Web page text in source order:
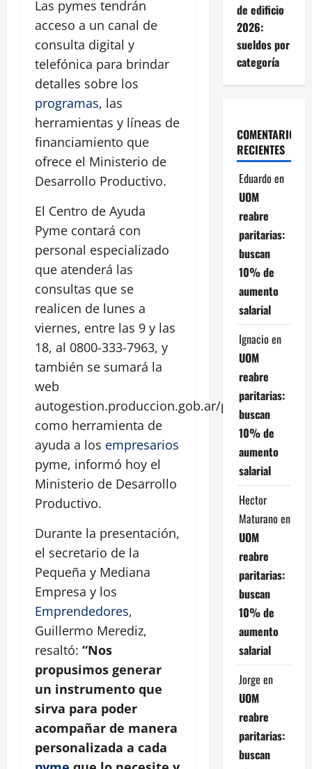
Las pymes tendrán
acceso a un canal de
consulta digital y
telefónica para brindar
detalles sobre los
programas, las
herramientas y líneas de
financiamiento que
ofrece el Ministerio de
Desarrollo Productivo.
El Centro de Ayuda
Pyme contará con
personal especializado
que atenderá las
consultas que se
realicen de lunes a
viernes, entre las 9 y las
18, al 0800-333-7963, y
también se sumará la
web
autogestion.produccion.gob.ar/pyme
como herramienta de
ayuda a los empresarios
pyme, informó hoy el
Ministerio de Desarrollo
Productivo.
Durante la presentación,
el secretario de la
Pequeña y Mediana
Empresa y los
Emprendedores,
Guillermo Merediz,
resaltó: “Nos
propusimos generar
un instrumento que
sirva para poder
acompañar de manera
personalizada a cada
de edificio
2026:
sueldos por
categoría
COMENTARIOS
RECIENTES
Eduardo en
UOM
reabre
paritarias:
buscan
10% de
aumento
salarial
Ignacio en
UOM
reabre
paritarias:
buscan
10% de
aumento
salarial
Hector
Maturano en
UOM
reabre
paritarias:
buscan
10% de
aumento
salarial
Jorge en
UOM
reabre
paritarias:
buscan